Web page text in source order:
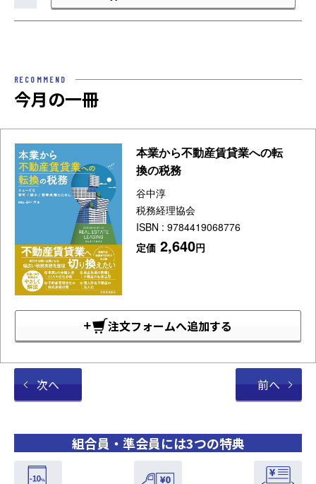
組合員・準会員には3つの特典
RECOMMEND
今月の一冊
本業から不動産賃貸業への転
換の税務
谷中淳
税務経理協会
ISBN : 9784419068776
定価2,640円
注文フォームへ追加する
次へ 前へ